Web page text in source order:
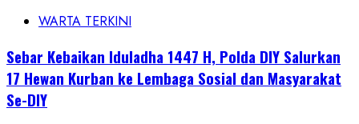
Minangkabau
Laporkan
Abu
WARTA TERKINI
Sebar Kebaikan Iduladha 1447 H, Polda DIY Salurkan
17 Hewan Kurban ke Lembaga Sosial dan Masyarakat
Se-DIY